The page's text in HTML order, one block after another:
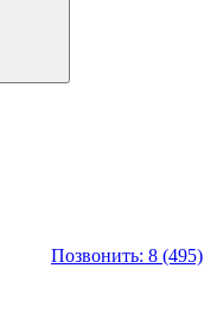
Позвонить: 8 (495)